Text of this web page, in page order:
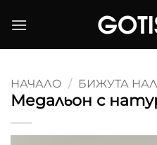
НАЧАЛО / БИЖУТА
Медальон с